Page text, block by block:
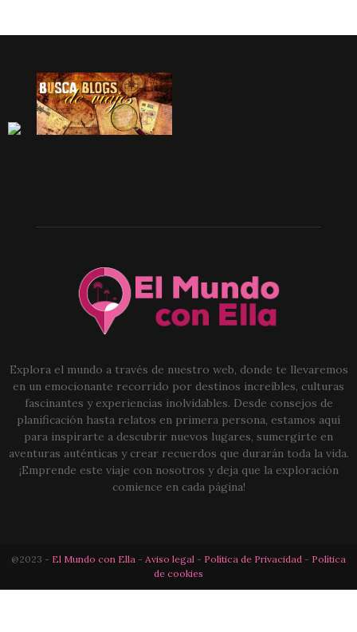
Explora el mundo a través de nuestro web, donde te llevaremos
en un emocionante recorrido por destinos increíbles, culturas
fascinantes y experiencias inolvidables. Desde consejos de
planificación hasta relatos en primera persona, estamos aquí
para inspirarte a descubrir nuevos lugares, sumergirte en
aventuras auténticas y crear recuerdos que durarán toda la vida.
¡Emprende este viaje con nosotros y deja que la exploración
comience en cada página!
@2023 - El Mundo con Ella - Aviso legal - Política de Privacidad - Política
de cookies